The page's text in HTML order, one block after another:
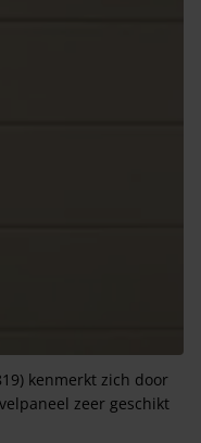
kenmerkt zich door
zeer geschikt